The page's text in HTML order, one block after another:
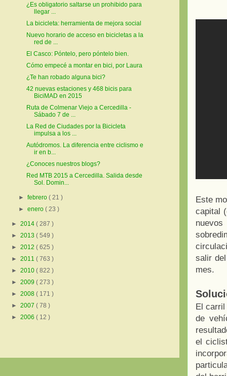
Este
capital
salir
mes.
El
de
el
¿Es obligatorio saltarse un prohibido para
llegar ...
La bicicleta: herramienta de mejora social
Nuevo horario de acceso en bicicletas a la
red de ...
El Casco: Póntelo, pero póntelo bien.
Cómo empecé a montar en bici, por Laura
¿Te han robado alguna bici?
42 nuevas estaciones y 468 bicis para
BiciMAD en 2015
Ruta de Colmenar Viejo a Cercedilla -
Sábado 7 de ...
La Red de Ciudades por la Bicicleta
impulsa a los ...
Autódromos. La diferencia entre ciclismo e
ir en b...
¿Conoces nuestros blogs?
Red MTB 2015 a Cercedilla. Salida desde
Sol. Domin...
►febrero( 21 )
►enero( 23 )
► 2014 ( 287 )
► 2013 ( 549 )
► 2012 ( 625 )
► 2011 ( 763 )
► 2010 ( 822 )
► 2009 ( 273 )
► 2008 ( 171 )
► 2007 ( 78 )
► 2006 ( 12 )